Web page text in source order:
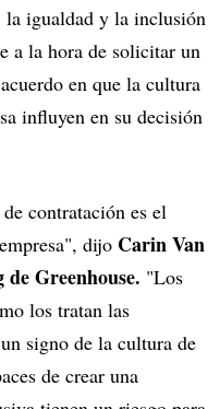
la igualdad y la inclusión
a la hora de solicitar un
en que la cultura
influyen en su decisión
contratación es el
dijo Carin Van
Greenhouse. "Los
los tratan las
signo de la cultura de
de crear una